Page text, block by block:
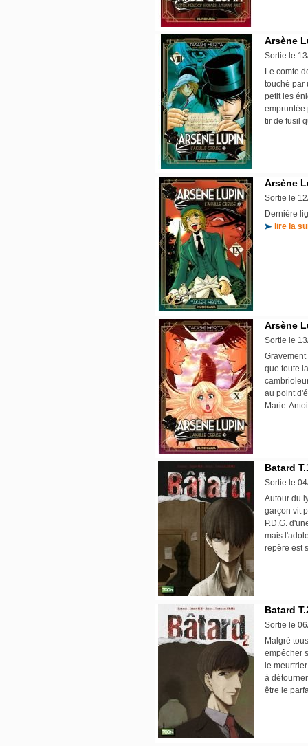
Arsène
Sortie le
Le comte
touché par
petit les
empruntée
tir de fusil
Arsène
Sortie le
Dernière
lire la
Arsène
Sortie le
que toute
au point
Marie-
Batard
Sortie le
Autour du
garçon vit
P.D.G.
mais
repère est
Batard
Sortie le
Malgré
empêcher
le
à
être le